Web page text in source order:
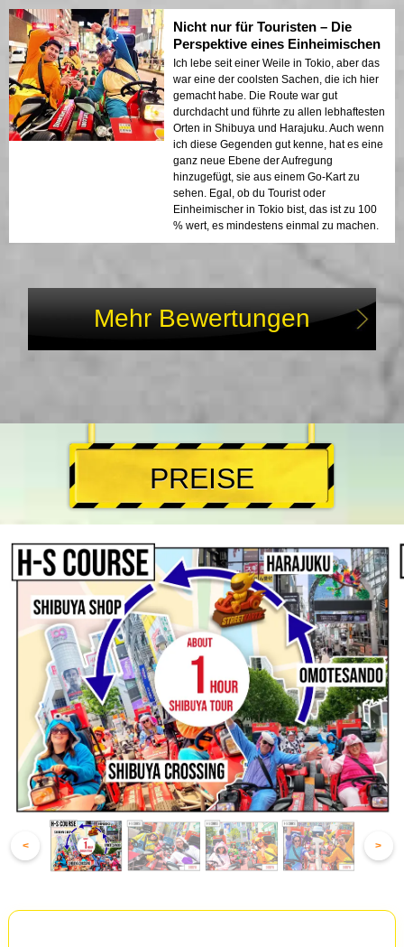
Nicht nur für Touristen – Die
Perspektive eines Einheimischen
Ich lebe seit einer Weile in Tokio, aber das
war eine der coolsten Sachen, die ich hier
gemacht habe. Die Route war gut
durchdacht und führte zu allen lebhaftesten
Orten in Shibuya und Harajuku. Auch wenn
ich diese Gegenden gut kenne, hat es eine
ganz neue Ebene der Aufregung
hinzugefügt, sie aus einem Go-Kart zu
sehen. Egal, ob du Tourist oder
Einheimischer in Tokio bist, das ist zu 100
% wert, es mindestens einmal zu machen.
Mehr Bewertungen
PREISE
< >